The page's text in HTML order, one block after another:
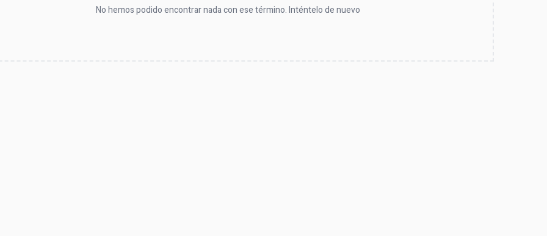
No hemos podido encontrar nada con ese término. Inténtelo de nuevo